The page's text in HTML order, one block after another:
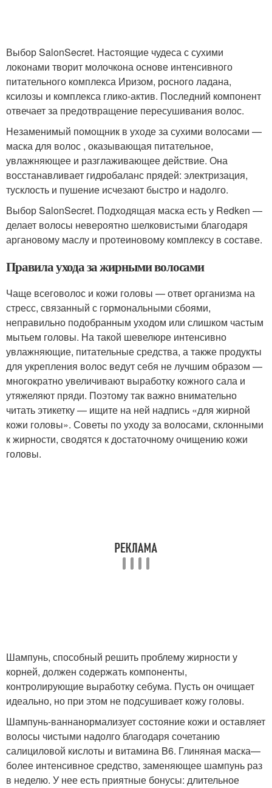
Выбор SalonSecret. Настоящие чудеса с сухими
локонами творит молочкона основе интенсивного
питательного комплекса Иризом, росного ладана,
ксилозы и комплекса глико-актив. Последний компонент
отвечает за предотвращение пересушивания волос.
Незаменимый помощник в уходе за сухими волосами —
маска для волос , оказывающая питательное,
увлажняющее и разглаживающее действие. Она
восстанавливает гидробаланс прядей: электризация,
тусклость и пушение исчезают быстро и надолго.
Выбор SalonSecret. Подходящая маска есть у Redken —
делает волосы невероятно шелковистыми благодаря
аргановому маслу и протеиновому комплексу в составе.
Правила ухода за жирными волосами
Чаще всеговолос и кожи головы — ответ организма на
стресс, связанный с гормональными сбоями,
неправильно подобранным уходом или слишком частым
мытьем головы. На такой шевелюре интенсивно
увлажняющие, питательные средства, а также продукты
для укрепления волос ведут себя не лучшим образом —
многократно увеличивают выработку кожного сала и
утяжеляют пряди. Поэтому так важно внимательно
читать этикетку — ищите на ней надпись «для жирной
кожи головы». Советы по уходу за волосами, склонными
к жирности, сводятся к достаточному очищению кожи
головы.
Шампунь, способный решить проблему жирности у
корней, должен содержать компоненты,
контролирующие выработку себума. Пусть он очищает
идеально, но при этом не подсушивает кожу головы.
Шампунь-ваннанормализует состояние кожи и оставляет
волосы чистыми надолго благодаря сочетанию
салициловой кислоты и витамина B6. Глиняная маска—
более интенсивное средство, заменяющее шампунь раз
в неделю. У нее есть приятные бонусы: длительное